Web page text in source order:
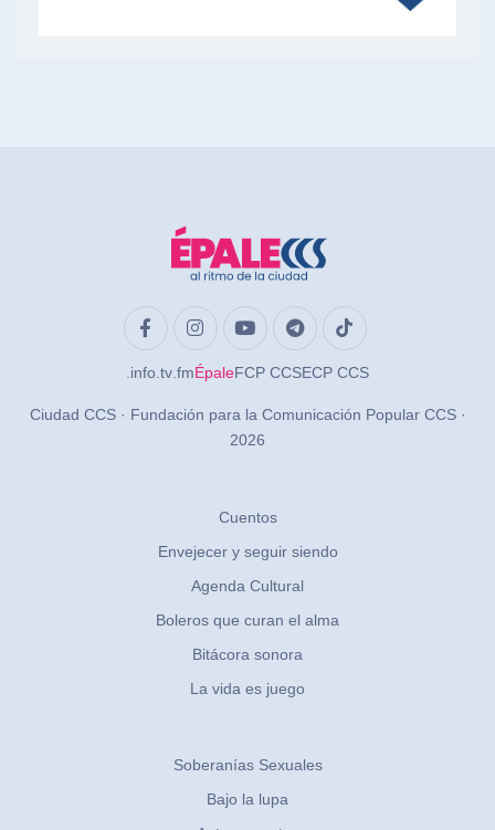
.info .tv .fmÉpaleFCP CCSECP CCS
Ciudad CCS · Fundación para la Comunicación Popular CCS ·
2026
Cuentos
Envejecer y seguir siendo
Agenda Cultural
Boleros que curan el alma
Bitácora sonora
La vida es juego
Soberanías Sexuales
Bajo la lupa